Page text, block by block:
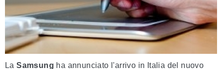
LaSamsung ha annunciato l'arrivo in Italia del nuovo